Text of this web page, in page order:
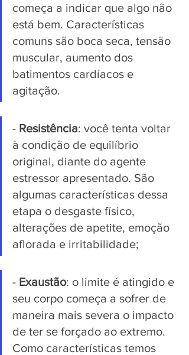
começa a indicar que algo não
está bem. Características
comuns são boca seca, tensão
muscular, aumento dos
batimentos cardíacos e
agitação.
- Resistência: você tenta voltar
à condição de equilíbrio
original, diante do agente
estressor apresentado. São
algumas características dessa
etapa o desgaste físico,
alterações de apetite, emoção
aflorada e irritabilidade;
- Exaustão: o limite é atingido e
seu corpo começa a sofrer de
maneira mais severa o impacto
de ter se forçado ao extremo.
Como características temos